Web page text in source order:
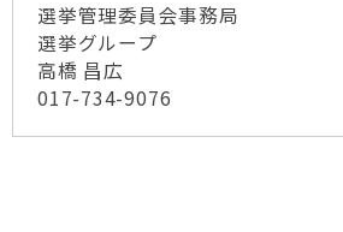
選挙管理委員会事務局
選挙グループ
高橋 昌広
017-734-9076